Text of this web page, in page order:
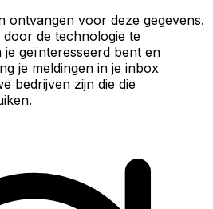
ontvangen voor deze gegevens.
de technologie te
je geïnteresseerd bent en
je meldingen in je inbox
bedrijven zijn die die